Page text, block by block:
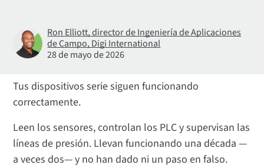
Ron Elliott, director de Ingeniería de Aplicaciones
de Campo, Digi International
28 de mayo de 2026
Tus dispositivos serie siguen funcionando
correctamente.
Leen los sensores, controlan los PLC y supervisan las
líneas de presión. Llevan funcionando una década —
a veces dos— y no han dado ni un paso en falso.